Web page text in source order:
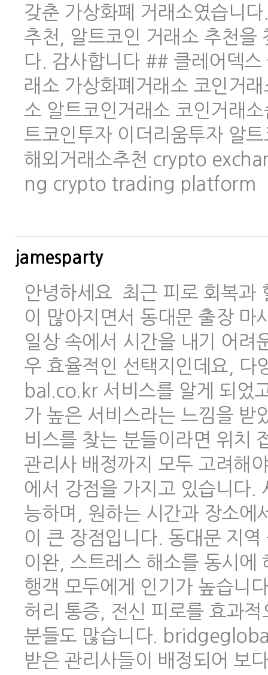
갖춘 가상화폐 거래소였습니
추천, 알트코인 거래소 추천을
다. 감사합니다 ## 클레어덱
래소 가상화폐거래소 코인거
소 알트코인거래소 코인거래
트코인투자 이더리움투자 알
해외거래소추천 crypto
ng crypto trading platform
jamesparty
안녕하세요 최근 피로 회복과
이 많아지면서 동대문 출장 마
일상 속에서 시간을 내기 어려
우 효율적인 선택지인데요,
bal.co.kr 서비스를 알게 되었
가 높은 서비스라는 느낌을 받
비스를 찾는 분들이라면 위치
관리사 배정까지 모두 고려해
에서 강점을 가지고 있습니다.
능하며, 원하는 시간과 장소에
이 큰 장점입니다. 동대문 지
이완, 스트레스 해소를 동시에
행객 모두에게 인기가 높습니
허리 통증, 전신 피로를 효과
분들도 많습니다.
받은 관리사들이 배정되어 보